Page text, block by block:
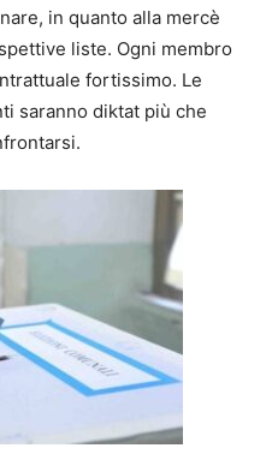
in quanto alla mercè
liste. Ogni membro
fortissimo. Le
saranno diktat più che